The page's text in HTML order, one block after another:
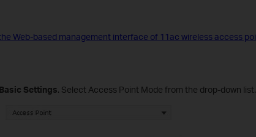
Web-based management interface of 11ac wireless access
Basic Settings. Select Access Point Mode from the drop-down list.